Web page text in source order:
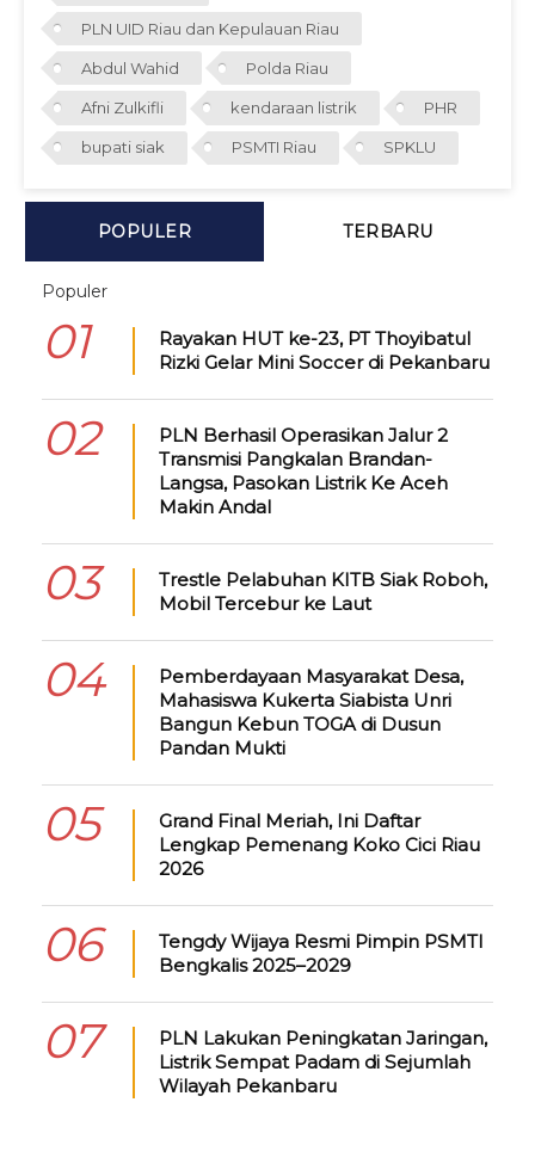
PLN UID Riau dan Kepulauan Riau
Abdul Wahid Polda Riau
Afni Zulkifli kendaraan listrik PHR
bupati siak PSMTI Riau SPKLU
POPULER TERBARU
Populer
01
Rayakan HUT ke-23, PT Thoyibatul
Rizki Gelar Mini Soccer di Pekanbaru
02
PLN Berhasil Operasikan Jalur 2
Transmisi Pangkalan Brandan-
Langsa, Pasokan Listrik Ke Aceh
Makin Andal
03
Trestle Pelabuhan KITB Siak Roboh,
Mobil Tercebur ke Laut
04
Pemberdayaan Masyarakat Desa,
Mahasiswa Kukerta Siabista Unri
Bangun Kebun TOGA di Dusun
Pandan Mukti
05
Grand Final Meriah, Ini Daftar
Lengkap Pemenang Koko Cici Riau
2026
06
Tengdy Wijaya Resmi Pimpin PSMTI
Bengkalis 2025–2029
07
PLN Lakukan Peningkatan Jaringan,
Listrik Sempat Padam di Sejumlah
Wilayah Pekanbaru